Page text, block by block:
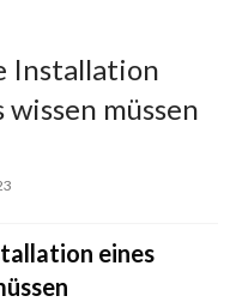
Installation
müssen
eines